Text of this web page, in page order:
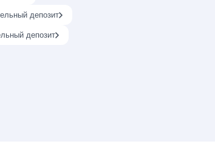
депозит
депозит